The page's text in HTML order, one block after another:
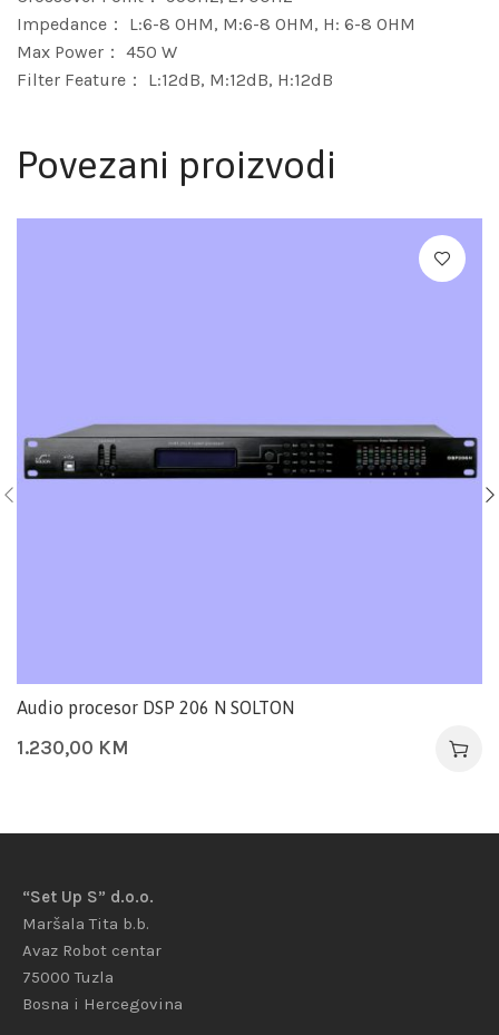
Impedance： L:6-8 OHM, M:6-8 OHM, H: 6-8 OHM
Max Power： 450 W
Filter Feature： L:12dB, M:12dB, H:12dB
Povezani proizvodi
Audio procesor DSP 206 N SOLTON
1.230,00 KM
“Set Up S” d.o.o.
Maršala Tita b.b.
Avaz Robot centar
75000 Tuzla
Bosna i Hercegovina